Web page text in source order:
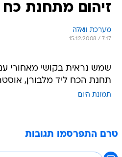
זיהום מתחנת כח
מערכת וואלה
15.12.2008 / 7:17
שמש נראית בקושי מאחורי
תחנת הכח ליד מלבורן,
תמונת היום
טרם התפרסמו תגובות